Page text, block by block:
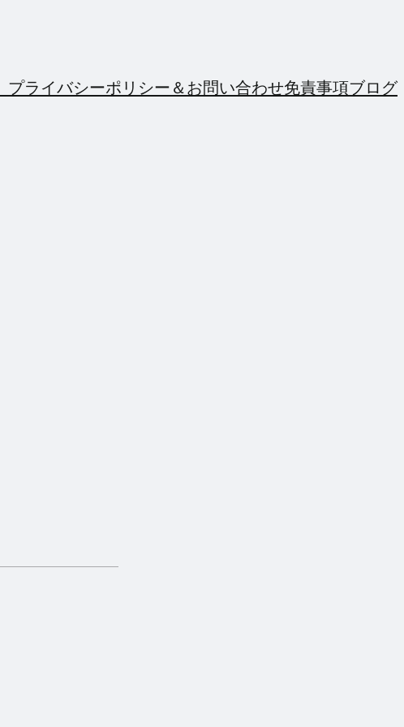
プライバシーポリシー＆お問い合わせ免責事項ブログ